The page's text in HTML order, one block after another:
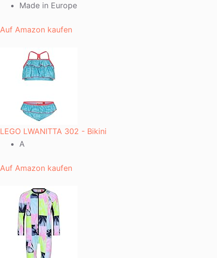
Made in Europe
Auf Amazon kaufen
LEGO LWANITTA 302 - Bikini
A
Auf Amazon kaufen